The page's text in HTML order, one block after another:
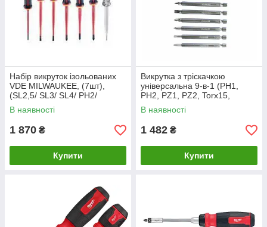
Набір викруток ізольованих
VDE MILWAUKEE, (7шт),
(SL2,5/ SL3/ SL4/ PH2/
PZ1/PZ2 / викрутка-тестер)
В наявності
1 870 ₴
Купити
Викрутка з тріскачкою
універсальна 9-в-1 (PH1,
PH2, PZ1, PZ2, Torx15,
Torx20, SL5.5) MILWAUKEE
В наявності
1 482 ₴
Купити